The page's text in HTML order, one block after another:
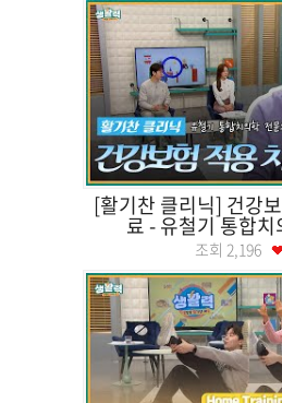
[활기찬 클리닉] 건강
료 - 유철기 통합
조회 2,196